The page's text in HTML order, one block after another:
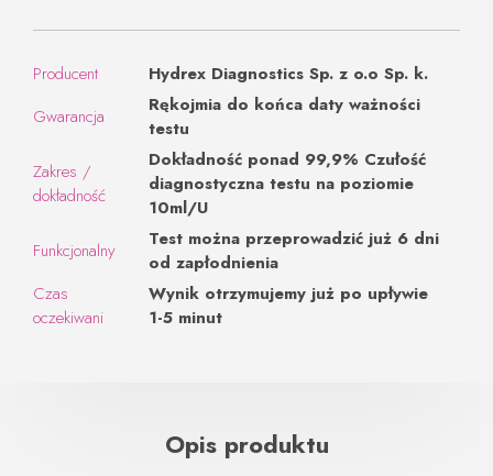
Producent
Hydrex Diagnostics Sp. z o.o Sp. k.
Gwarancja
Rękojmia do końca daty ważności
testu
Zakres /
dokładność
Dokładność ponad 99,9% Czułość
diagnostyczna testu na poziomie
10ml/U
Funkcjonalny
Test można przeprowadzić już 6 dni
od zapłodnienia
Czas
oczekiwani
Wynik otrzymujemy już po upływie
1-5 minut
Opis produktu